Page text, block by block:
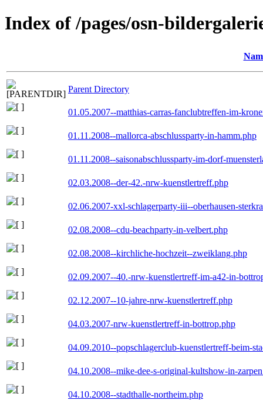
Index of /pages/osn-
Parent Directory
01.05.2007--matthias-carras-fanclubtreffen-im-
01.11.2008--mallorca-abschlussparty-in-hamm.php
01.11.2008--saisonabschlussparty-im-dorf-
02.03.2008--der-42.-nrw-kuenstlertreff.php
02.06.2007-xxl-schlagerparty-iii--oberhausen-
02.08.2008--cdu-beachparty-in-velbert.php
02.08.2008--kirchliche-hochzeit--zweiklang.php
02.09.2007--40.-nrw-kuenstlertreff-im-a42-in-
02.12.2007--10-jahre-nrw-kuenstlertreff.php
04.03.2007-nrw-kuenstlertreff-in-bottrop.php
04.09.2010--popschlagerclub-kuenstlertreff-beim-
04.10.2008--mike-dee-s-original-kultshow-in-
04.10.2008--stadthalle-northeim.php